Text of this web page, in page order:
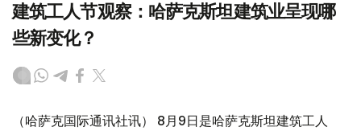
建筑工人节观察：哈萨克斯坦建筑业呈现哪
些新变化？
（哈萨克国际通讯社讯） 8月9日是哈萨克斯坦建筑工人